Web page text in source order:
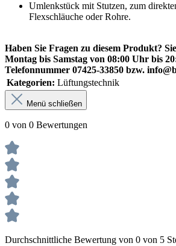
Umlenkstück mit Stutzen, zum
Flexschläuche oder Rohre.
Haben Sie Fragen zu diesem Produkt?
Montag bis Samstag von 08:00 Uhr bis
Telefonnummer 07425-33850 bzw.
Kategorien: Lüftungstechnik
Menü schließen
0 von 0 Bewertungen
Durchschnittliche Bewertung von 0 von 5